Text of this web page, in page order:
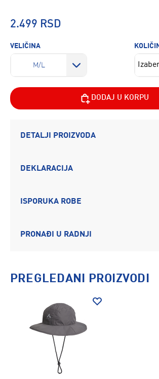
2.499 RSD
VELIČINA
M/L
DODAJ U KORPU
DETALJI PROIZVODA
DEKLARACIJA
ISPORUKA ROBE
PRONAĐI U RADNJI
PREGLEDANI PROIZVODI